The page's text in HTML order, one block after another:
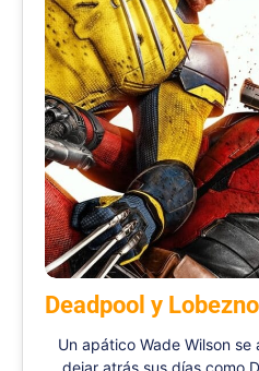
Deadpool y
Un apático Wade Wilson